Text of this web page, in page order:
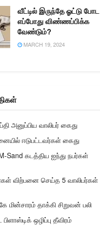
வீட்டில் இருந்தே ஓட்டு போட
எப்போது விண்ணப்பிக்க
வேண்டும்?
MARCH 19, 2024
அனுப்பிய வாலிபர் கைது
ஈடுபட்டவர்கள் கைது
Sand கடத்திய ஐந்து நபர்கள்
விற்பனை செய்த 5 வாலிபர்கள்
மின்சாரம் தாக்கி சிறுவன் பலி
ஒழிப்பு தீவிரம்